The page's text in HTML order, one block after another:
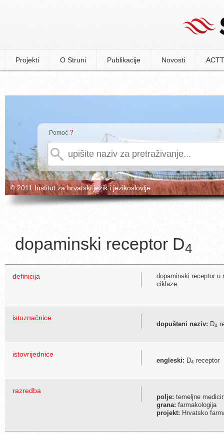
Projekti O Struni Publikacije Novosti
Pomoć ?
© 2011 Institut za hrvatski jezik i jezikoslovlje
dopaminski receptor D4
definicija
dopaminski receptor u
ciklaze
istoznačnice
dopušteni naziv: D4
istovrijednice
engleski: D4 receptor
razredba
polje: temeljne
grana: farmakologija
projekt: Hrvatsko